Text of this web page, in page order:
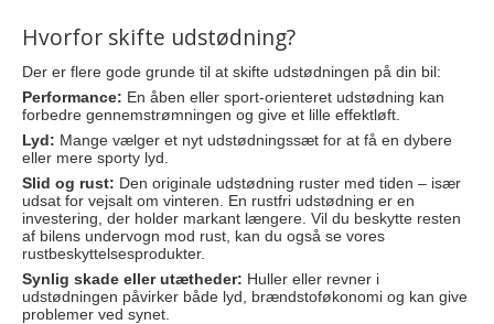
Hvorfor skifte udstødning?
Der er flere gode grunde til at skifte udstødningen på din bil:
Performance: En åben eller sport-orienteret udstødning kan
forbedre gennemstrømningen og give et lille effektløft.
Lyd: Mange vælger et nyt udstødningssæt for at få en dybere
eller mere sporty lyd.
Slid og rust: Den originale udstødning ruster med tiden – især
udsat for vejsalt om vinteren. En rustfri udstødning er en
investering, der holder markant længere. Vil du beskytte resten
af bilens undervogn mod rust, kan du også se vores
rustbeskyttelsesprodukter.
Synlig skade eller utætheder: Huller eller revner i
udstødningen påvirker både lyd, brændstoføkonomi og kan give
problemer ved synet.